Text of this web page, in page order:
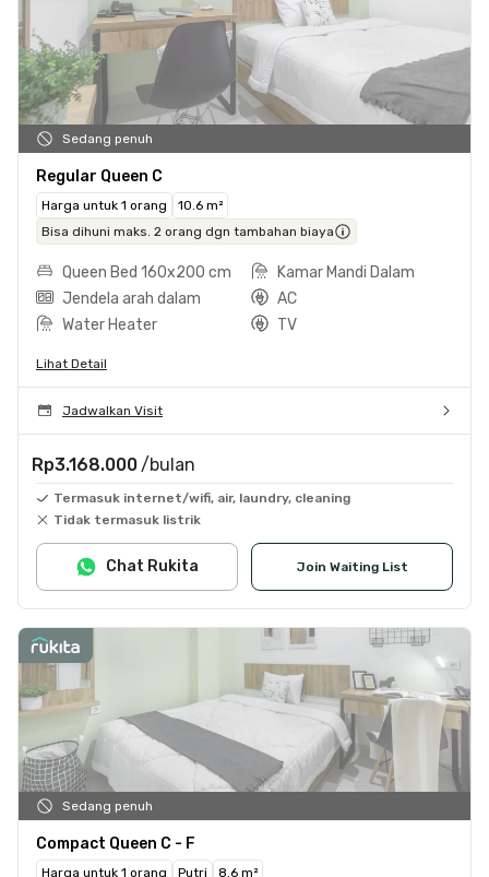
Sedang penuh
Regular Queen C
Harga untuk 1 orang
10.6 m²
Bisa dihuni maks. 2 orang dgn tambahan biaya
Queen Bed 160x200 cm
Kamar Mandi Dalam
Jendela arah dalam
AC
Water Heater
TV
Lihat Detail
Jadwalkan Visit
Rp3.168.000 /bulan
Termasuk internet/wifi, air, laundry, cleaning
Tidak termasuk listrik
Join Waiting List
Chat Rukita
Sedang penuh
Compact Queen C - F
Harga untuk 1 orang Putri
8.6 m²